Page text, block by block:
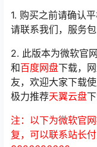
1. 购买之前请确认
请联系我们，服务包
2. 此版本为微软官
和百度网盘下载，
友，欢迎大家下载
极力推荐天翼云盘
注：以下为微软官
复，可以联系站长